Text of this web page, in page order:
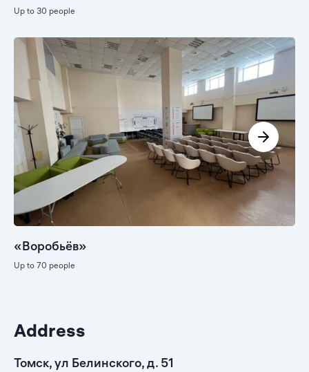
Up to 30 people
«Воробьёв»
Up to 70 people
Address
Томск, ул Белинского, д. 51